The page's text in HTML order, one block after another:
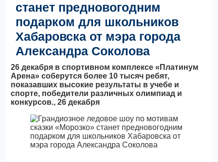
станет предновогодним
подарком для школьников
Хабаровска от мэра города
Александра Соколова
26 декабря в спортивном комплексе «Платинум
Арена» соберутся более 10 тысяч ребят,
показавших высокие результаты в учебе и
спорте, победители различных олимпиад и
конкурсов., 26 декабря